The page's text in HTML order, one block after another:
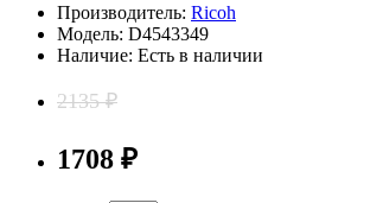
Производитель: Ricoh
Модель: D4543349
Наличие: Есть в наличии
2135 ₽
1708 ₽